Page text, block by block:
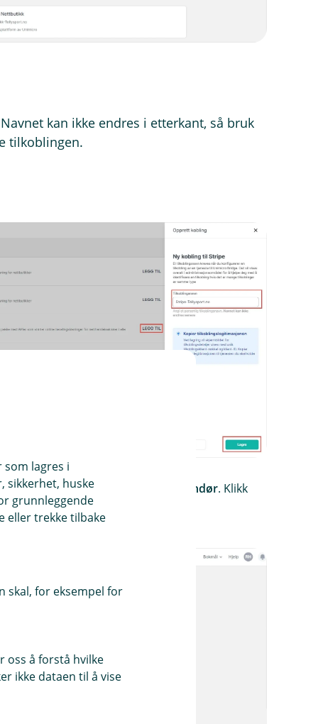
kan ikke endres i etterkant, så bruk
tilkoblingen.
Tilkoblingerog Betalingsleverandør. Klikk
lagres i
sikkerhet, huske
grunnleggende
eller trekke tilbake
skal, for eksempel for
oss å forstå hvilke
ikke dataen til å vise